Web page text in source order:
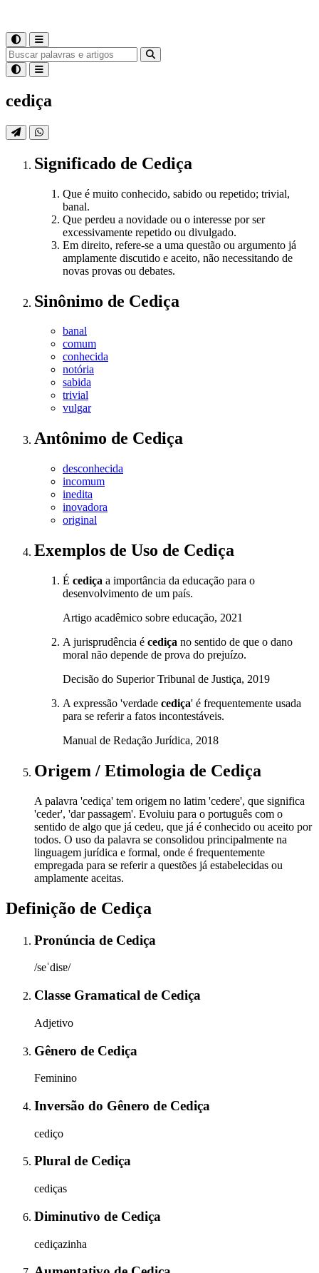
cediça
Significado de Cediça
Que é muito conhecido, sabido ou repetido; trivial,
banal.
Que perdeu a novidade ou o interesse por ser
excessivamente repetido ou divulgado.
Em direito, refere-se a uma questão ou argumento já
amplamente discutido e aceito, não necessitando de
novas provas ou debates.
Sinônimo de Cediça
banal
comum
conhecida
notória
sabida
trivial
vulgar
Antônimo de Cediça
desconhecida
incomum
inedita
inovadora
original
Exemplos de Uso de Cediça
É cediça a importância da educação para o
desenvolvimento de um país.
Artigo acadêmico sobre educação, 2021
A jurisprudência é cediça no sentido de que o dano
moral não depende de prova do prejuízo.
Decisão do Superior Tribunal de Justiça, 2019
A expressão 'verdade cediça' é frequentemente usada
para se referir a fatos incontestáveis.
Manual de Redação Jurídica, 2018
Origem / Etimologia de Cediça
A palavra 'cediça' tem origem no latim 'cedere', que significa
'ceder', 'dar passagem'. Evoluiu para o português com o
sentido de algo que já cedeu, que já é conhecido ou aceito por
todos. O uso da palavra se consolidou principalmente na
linguagem jurídica e formal, onde é frequentemente
empregada para se referir a questões já estabelecidas ou
amplamente aceitas.
Definição de Cediça
Pronúncia de Cediça
/seˈdisɐ/
Classe Gramatical de Cediça
Adjetivo
Gênero de Cediça
Feminino
Inversão do Gênero de Cediça
cediço
Plural de Cediça
cediças
Diminutivo de Cediça
cediçazinha